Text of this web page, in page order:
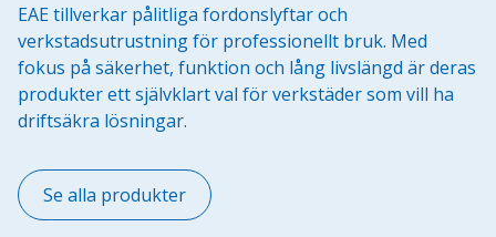
EAE tillverkar pålitliga fordonslyftar och
verkstadsutrustning för professionellt bruk. Med
fokus på säkerhet, funktion och lång livslängd är deras
produkter ett självklart val för verkstäder som vill ha
driftsäkra lösningar.
Se alla produkter